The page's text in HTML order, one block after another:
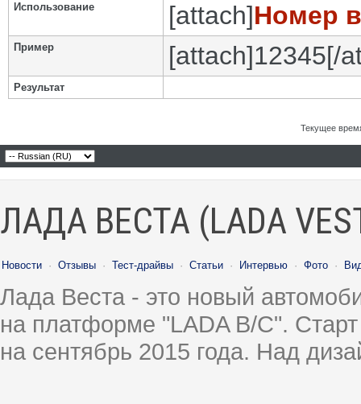
Использование [attach]Номер
Пример [attach]12345[/
Результат
Текущее
ЛАДА ВЕСТА (LADA
Новости · Отзывы · Тест-драйвы · Статьи · Интервью · Фото ·
Лада Веста - это новый
на платформе "LADA B/C".
на сентябрь 2015 года. Над